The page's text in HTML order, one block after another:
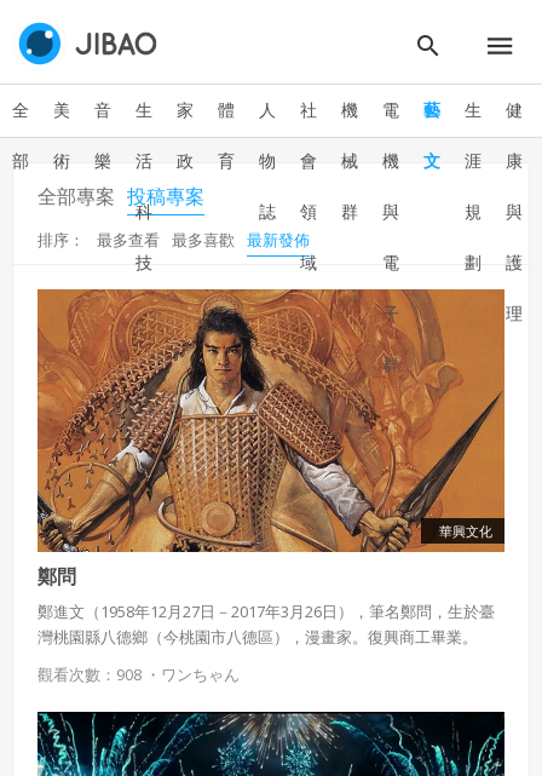
全
部
美
術
音
樂
生
活
科
技
家
政
體
育
人
物
誌
社
會
領
域
機
械
群
電
機
與
電
子
群
藝
文
生
涯
規
劃
健
康
與
護
理
全部專案 投稿專案
排序： 最多查看 最多喜歡 最新發佈
華興文化
鄭問
鄭進文（1958年12月27日－2017年3月26日），筆名鄭問，生於臺
灣桃園縣八德鄉（今桃園市八德區），漫畫家。復興商工畢業。
1990年在日本發表作品時造成轟動，《朝日新聞》讚歎他是漫畫界
二十年內無人能出其右的「天才、鬼才、異才」，日本漫畫界更譽
為「亞洲至寶」，於2017年3月26日心肌梗塞過世，享年58歲。
觀看次數：908 ・ ワンちゃん